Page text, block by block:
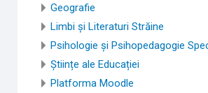
Geografie
Limbi și Literaturi Străine
Psihologie și Psihopedagogie
Științe ale Educației
Platforma Moodle